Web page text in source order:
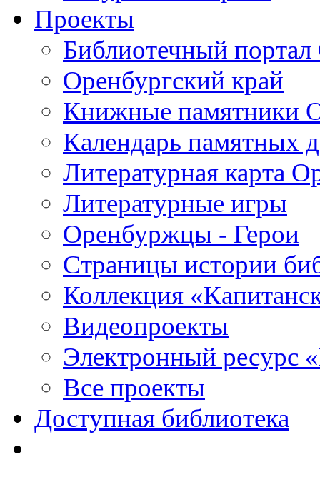
Проекты
Библиотечный портал
Оренбургский край
Книжные памятники
Календарь памятных
Литературная карта
Литературные игры
Оренбуржцы - Герои
Страницы истории
Коллекция
Видеопроекты
Электронный ресурс
Все проекты
Доступная библиотека